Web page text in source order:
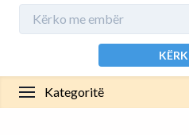
Kategoritë